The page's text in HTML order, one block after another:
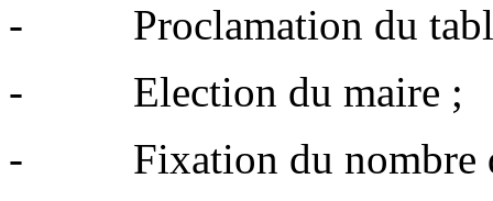
- Proclamation du
- Election du maire ;
- Fixation du nombre de